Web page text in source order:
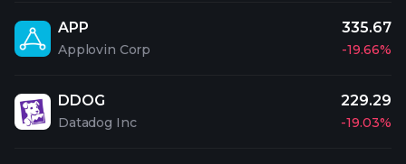
APP
Applovin Corp
335.67
-19.66%
DDOG
Datadog Inc
229.29
-19.03%